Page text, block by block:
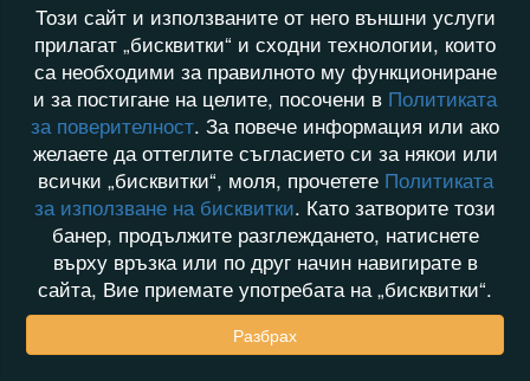
Този сайт и използваните от него външни услуги
прилагат „бисквитки“ и сходни технологии, които
са необходими за правилното му функциониране
и за постигане на целите, посочени в Политиката
за поверителност. За повече информация или ако
желаете да оттеглите съгласието си за някои или
всички „бисквитки“, моля, прочетете Политиката
за използване на бисквитки. Като затворите този
банер, продължите разглеждането, натиснете
върху връзка или по друг начин навигирате в
сайта, Вие приемате употребата на „бисквитки“.
Разбрах